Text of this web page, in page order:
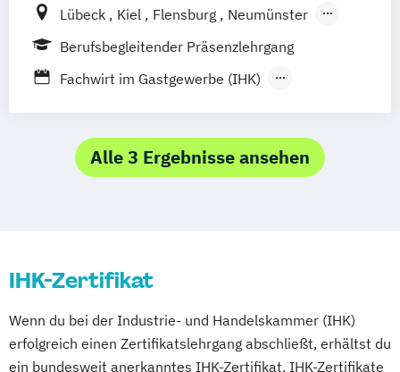
Staatlich geprüfte/r Gastronom/in
Lübeck Kiel Flensburg
Neumünster
Bad Segeberg
Norderstedt Heide
Pinneberg
Itzehoe Glinde
Ahrensburg
Geesthacht
Berufsbegleitender Präsenzlehrgang
Fachwirt im Gastgewerbe (IHK)
Alle 3 Ergebnisse ansehen
IHK-Zertifikat
Wenn du bei der Industrie- und Handelskammer (IHK)
erfolgreich einen Zertifikatslehrgang abschließt, erhältst du
ein bundesweit anerkanntes IHK-Zertifikat. IHK-Zertifikate